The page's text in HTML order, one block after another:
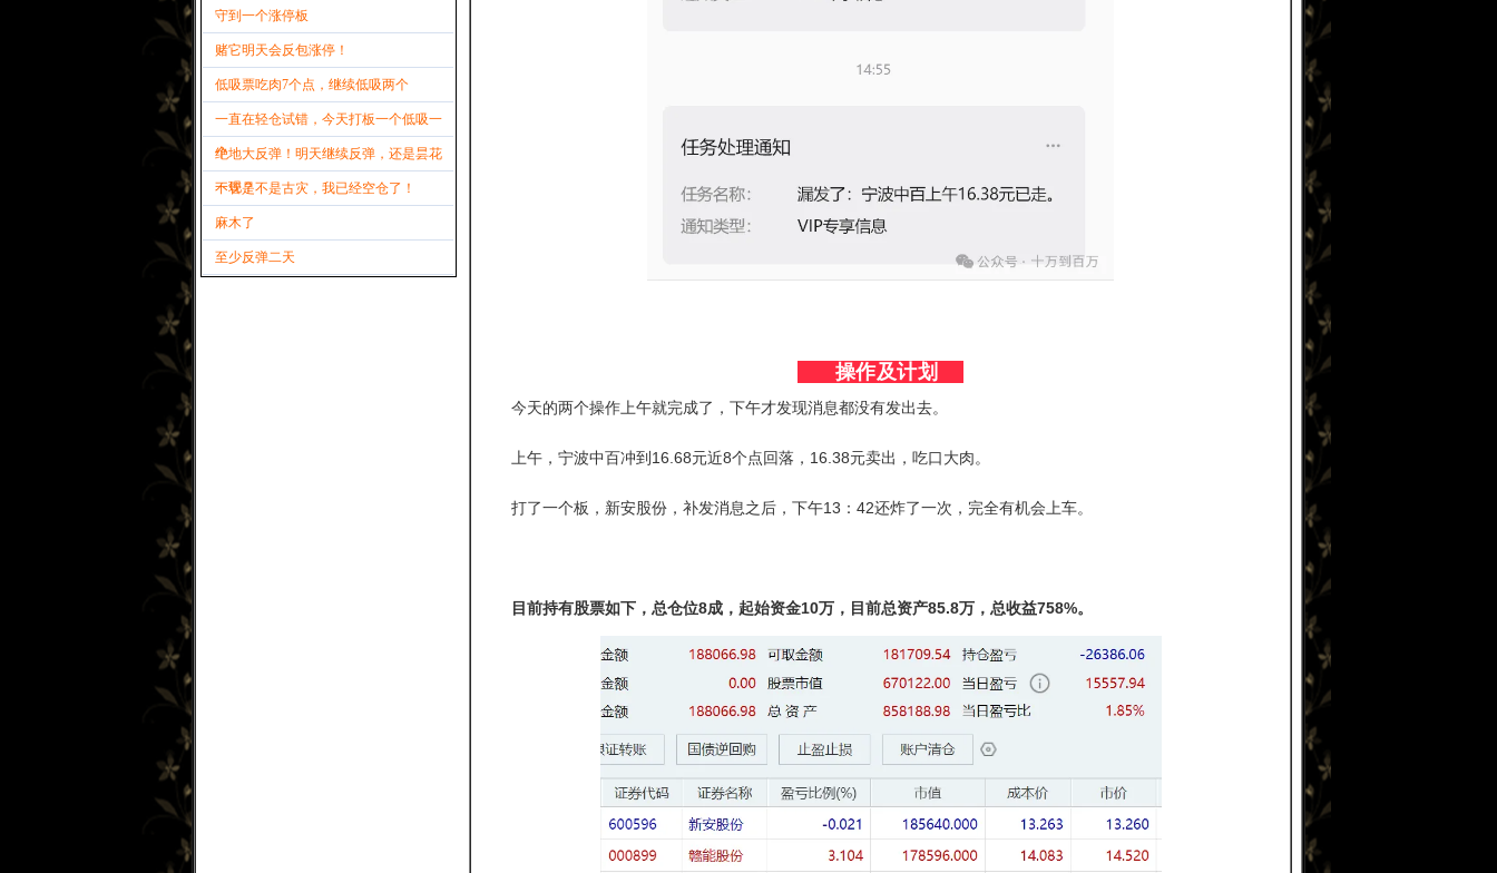
守到一个涨停板
赌它明天会反包涨停！
低吸票吃肉7个点，继续低吸两个
一直在轻仓试错，今天打板一个低吸一
个
绝地大反弹！明天继续反弹，还是昙花
一现？
不管是不是古灾，我已经空仓了！
麻木了
至少反弹二天
操作及计划
今天的两个操作上午就完成了，下午才发现消息都没有发出去。
上午，宁波中百冲到16.68元近8个点回落，16.38元卖出，吃口大肉。
打了一个板，新安股份，补发消息之后，下午13：42还炸了一次，完全有机会上车。
目前持有股票如下，总仓位8成，起始资金10万，目前总资产85.8万，总收益758%。